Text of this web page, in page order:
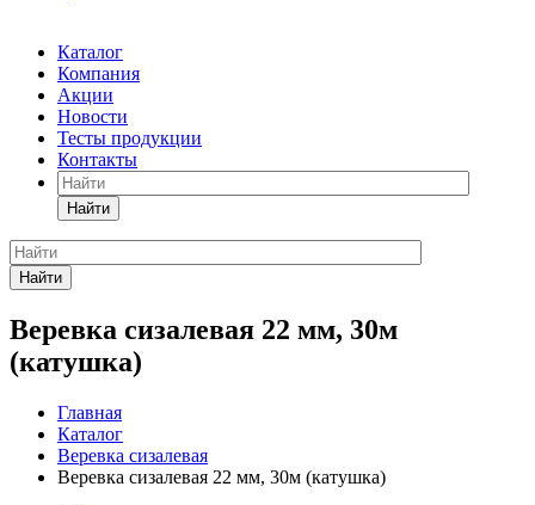
Каталог
Компания
Акции
Новости
Тесты продукции
Контакты
Найти
Найти
Веревка сизалевая 22 мм, 30м
(катушка)
Главная
Каталог
Веревка сизалевая
Веревка сизалевая 22 мм, 30м (катушка)